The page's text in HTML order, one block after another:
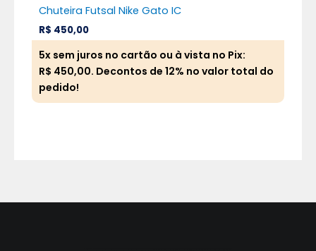
Chuteira Futsal Nike Gato IC
R$ 450,00
5x sem juros no cartão ou à vista no Pix:
R$ 450,00. Decontos de 12% no valor total do
pedido!